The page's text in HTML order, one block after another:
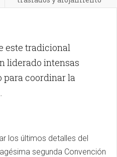
este tradicional
liderado intensas
para coordinar la
los últimos detalles del
segunda Convención